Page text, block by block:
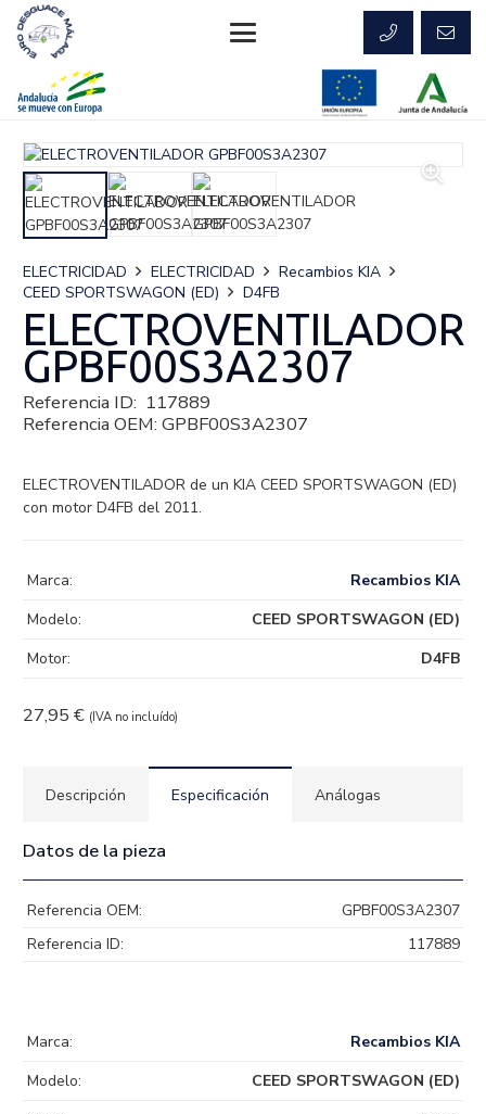
ELECTRICIDAD ELECTRICIDAD
Recambios KIA
CEED SPORTSWAGON (ED)
D4FB
ELECTROVENTILADOR
GPBF00S3A2307
Referencia ID: 117889
Referencia OEM: GPBF00S3A2307
ELECTROVENTILADOR de un KIA CEED SPORTSWAGON (ED)
con motor D4FB del 2011.
27,95 € (IVA no incluído)
Marca:
Recambios KIA
Modelo:
CEED SPORTSWAGON (ED)
Motor:
D4FB
Descripción Especificación Análogas
Datos de la pieza
Referencia OEM:
GPBF00S3A2307
Referencia ID:
117889
Marca:
Recambios KIA
Modelo:
CEED SPORTSWAGON (ED)